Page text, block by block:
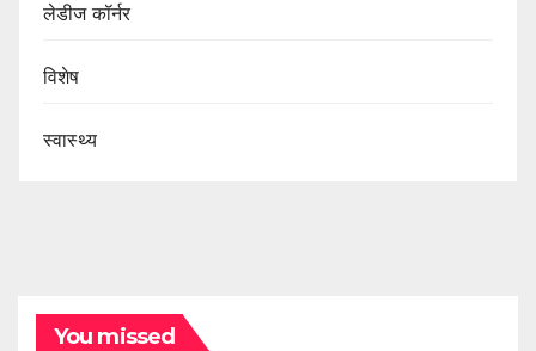
लेडीज कॉर्नर
विशेष
स्वास्थ्य
You missed